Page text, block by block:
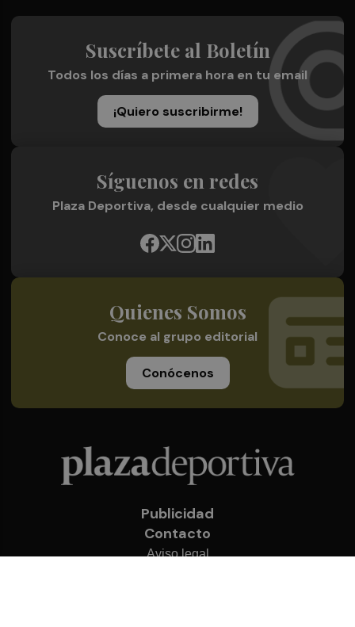
Suscríbete al Boletín
Todos los días a primera hora en tu email
¡Quiero suscribirme!
Síguenos en redes
Plaza Deportiva, desde cualquier medio
Quienes Somos
Conoce al grupo editorial
Conócenos
Publicidad
Contacto
Aviso legal